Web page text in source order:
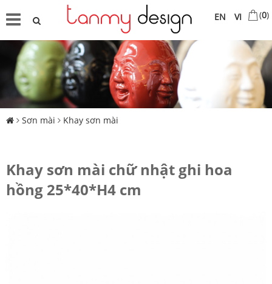
VI
EN (0)
Sơn mài Khay sơn mài
Khay sơn mài chữ nhật ghi hoa
hồng 25*40*H4 cm